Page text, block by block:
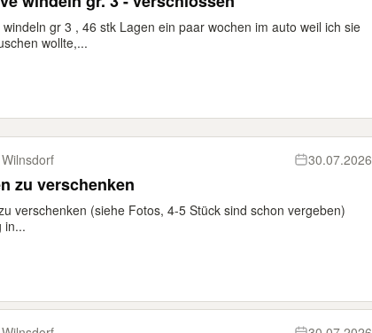
windeln gr 3 , 46 stk Lagen ein paar wochen im auto weil ich sie
wollte,...
30.07.2026
zu verschenken
verschenken (siehe Fotos, 4-5 Stück sind schon vergeben)
in...